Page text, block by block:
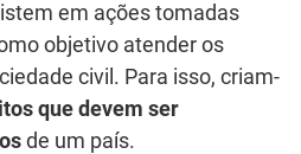
em ações tomadas
objetivo atender os
civil. Para isso, criam-
que devem ser
de um país.